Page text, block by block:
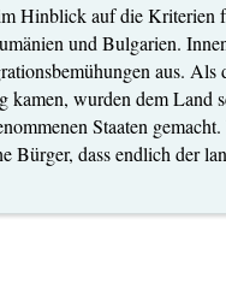
Hinblick auf die Kriterien
und Bulgarien.
aus. Als
kamen, wurden dem Land
Staaten
dass endlich der